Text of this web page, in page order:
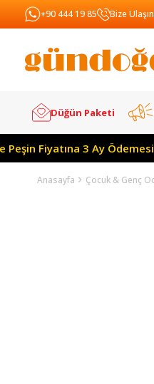
+90 444 19 85 Bize Ulaşın
Düğün Paketi
Peşin Fiyatına 3 Ay
Anasayfa Çocuk & Genç